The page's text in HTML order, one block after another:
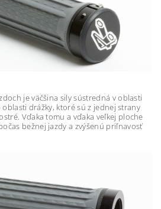
je väčšina sily sústredná v oblasti
drážky, ktoré sú z jednej strany
Vďaka tomu a vďaka veľkej ploche
bežnej jazdy a zvýšenú priľnavosť